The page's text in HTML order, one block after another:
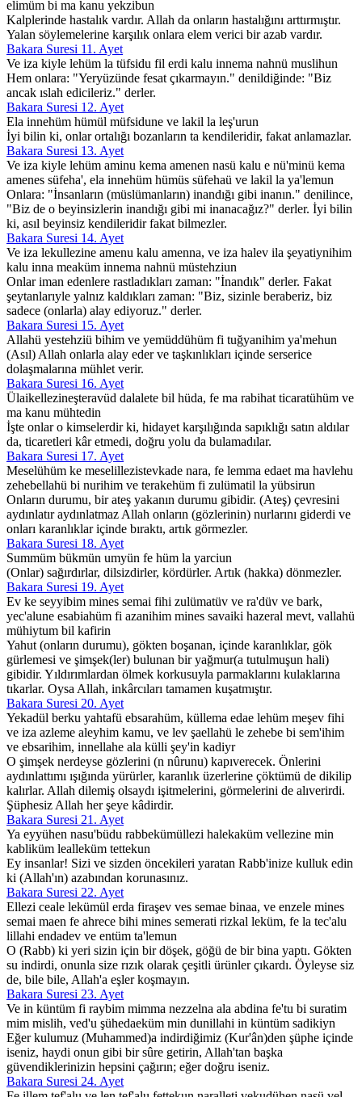
elimüm bi ma kanu yekzibun
Kalplerinde hastalık vardır. Allah da onların hastalığını arttırmıştır.
Yalan söylemelerine karşılık onlara elem verici bir azab vardır.
Bakara Suresi 11. Ayet
Ve iza kiyle lehüm la tüfsidu fil erdi kalu innema nahnü muslihun
Hem onlara: "Yeryüzünde fesat çıkarmayın." denildiğinde: "Biz
ancak ıslah edicileriz." derler.
Bakara Suresi 12. Ayet
Ela innehüm hümül müfsidune ve lakil la leş'urun
İyi bilin ki, onlar ortalığı bozanların ta kendileridir, fakat anlamazlar.
Bakara Suresi 13. Ayet
Ve iza kiyle lehüm aminu kema amenen nasü kalu e nü'minü kema
amenes süfeha', ela innehüm hümüs süfehaü ve lakil la ya'lemun
Onlara: "İnsanların (müslümanların) inandığı gibi inanın." denilince,
"Biz de o beyinsizlerin inandığı gibi mi inanacağız?" derler. İyi bilin
ki, asıl beyinsiz kendileridir fakat bilmezler.
Bakara Suresi 14. Ayet
Ve iza lekullezine amenu kalu amenna, ve iza halev ila şeyatiynihim
kalu inna meaküm innema nahnü müstehziun
Onlar iman edenlere rastladıkları zaman: "İnandık" derler. Fakat
şeytanlarıyle yalnız kaldıkları zaman: "Biz, sizinle beraberiz, biz
sadece (onlarla) alay ediyoruz." derler.
Bakara Suresi 15. Ayet
Allahü yestehziü bihim ve yemüddühüm fi tuğyanihim ya'mehun
(Asıl) Allah onlarla alay eder ve taşkınlıkları içinde serserice
dolaşmalarına mühlet verir.
Bakara Suresi 16. Ayet
Ülaikellezineşteravüd dalalete bil hüda, fe ma rabihat ticaratühüm ve
ma kanu mühtedin
İşte onlar o kimselerdir ki, hidayet karşılığında sapıklığı satın aldılar
da, ticaretleri kâr etmedi, doğru yolu da bulamadılar.
Bakara Suresi 17. Ayet
Meselühüm ke meselillezistevkade nara, fe lemma edaet ma havlehu
zehebellahü bi nurihim ve terakehüm fi zulümatil la yübsirun
Onların durumu, bir ateş yakanın durumu gibidir. (Ateş) çevresini
aydınlatır aydınlatmaz Allah onların (gözlerinin) nurlarını giderdi ve
onları karanlıklar içinde bıraktı, artık görmezler.
Bakara Suresi 18. Ayet
Summüm bükmün umyün fe hüm la yarciun
(Onlar) sağırdırlar, dilsizdirler, kördürler. Artık (hakka) dönmezler.
Bakara Suresi 19. Ayet
Ev ke seyyibim mines semai fihi zulümatüv ve ra'düv ve bark,
yec'alune esabiahüm fi azanihim mines savaiki hazeral mevt, vallahü
mühiytum bil kafirin
Yahut (onların durumu), gökten boşanan, içinde karanlıklar, gök
gürlemesi ve şimşek(ler) bulunan bir yağmur(a tutulmuşun hali)
gibidir. Yıldırımlardan ölmek korkusuyla parmaklarını kulaklarına
tıkarlar. Oysa Allah, inkârcıları tamamen kuşatmıştır.
Bakara Suresi 20. Ayet
Yekadül berku yahtafü ebsarahüm, küllema edae lehüm meşev fihi
ve iza azleme aleyhim kamu, ve lev şaellahü le zehebe bi sem'ihim
ve ebsarihim, innellahe ala külli şey'in kadiyr
O şimşek nerdeyse gözlerini (n nûrunu) kapıverecek. Önlerini
aydınlattımı ışığında yürürler, karanlık üzerlerine çöktümü de dikilip
kalırlar. Allah dilemiş olsaydı işitmelerini, görmelerini de alıverirdi.
Şüphesiz Allah her şeye kâdirdir.
Bakara Suresi 21. Ayet
Ya eyyühen nasu'büdu rabbekümüllezi halekaküm vellezine min
kabliküm lealleküm tettekun
Ey insanlar! Sizi ve sizden öncekileri yaratan Rabb'inize kulluk edin
ki (Allah'ın) azabından korunasınız.
Bakara Suresi 22. Ayet
Ellezi ceale lekümül erda firaşev ves semae binaa, ve enzele mines
semai maen fe ahrece bihi mines semerati rizkal leküm, fe la tec'alu
lillahi endadev ve entüm ta'lemun
O (Rabb) ki yeri sizin için bir döşek, göğü de bir bina yaptı. Gökten
su indirdi, onunla size rızık olarak çeşitli ürünler çıkardı. Öyleyse siz
de, bile bile, Allah'a eşler koşmayın.
Bakara Suresi 23. Ayet
Ve in küntüm fi raybim mimma nezzelna ala abdina fe'tu bi suratim
mim mislih, ved'u şühedaeküm min dunillahi in küntüm sadikiyn
Eğer kulumuz (Muhammed)a indirdiğimiz (Kur'ân)den şüphe içinde
iseniz, haydi onun gibi bir sûre getirin, Allah'tan başka
güvendiklerinizin hepsini çağırın; eğer doğru iseniz.
Bakara Suresi 24. Ayet